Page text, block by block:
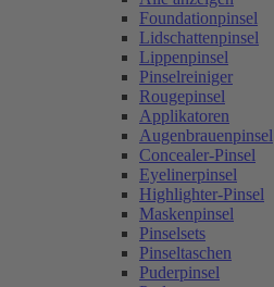
Foundationpinsel
Lidschattenpinsel
Lippenpinsel
Pinselreiniger
Rougepinsel
Applikatoren
Augenbrauenpinsel
Concealer-Pinsel
Eyelinerpinsel
Highlighter-Pinsel
Maskenpinsel
Pinselsets
Pinseltaschen
Puderpinsel